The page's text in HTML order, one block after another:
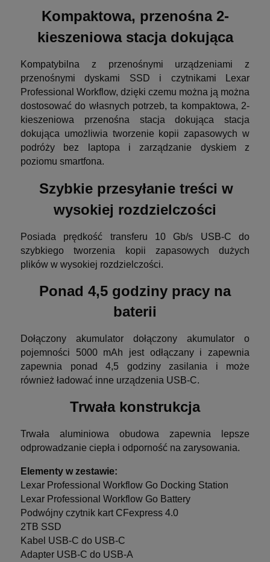
Kompaktowa, przenośna 2-
kieszeniowa stacja dokująca
Kompatybilna z przenośnymi urządzeniami z
przenośnymi dyskami SSD i czytnikami Lexar
Professional Workflow, dzięki czemu można ją można
dostosować do własnych potrzeb, ta kompaktowa, 2-
kieszeniowa przenośna stacja dokująca stacja
dokująca umożliwia tworzenie kopii zapasowych w
podróży bez laptopa i zarządzanie dyskiem z
poziomu smartfona.
Szybkie przesyłanie treści w
wysokiej rozdzielczości
Posiada prędkość transferu 10 Gb/s USB-C do
szybkiego tworzenia kopii zapasowych dużych
plików w wysokiej rozdzielczości.
Ponad 4,5 godziny pracy na
baterii
Dołączony akumulator dołączony akumulator o
pojemności 5000 mAh jest odłączany i zapewnia
zapewnia ponad 4,5 godziny zasilania i może
również ładować inne urządzenia USB-C.
Trwała konstrukcja
Trwała aluminiowa obudowa zapewnia lepsze
odprowadzanie ciepła i odporność na zarysowania.
Elementy w zestawie:
Lexar Professional Workflow Go Docking Station
Lexar Professional Workflow Go Battery
Podwójny czytnik kart CFexpress 4.0
2TB SSD
Kabel USB-C do USB-C
Adapter USB-C do USB-A